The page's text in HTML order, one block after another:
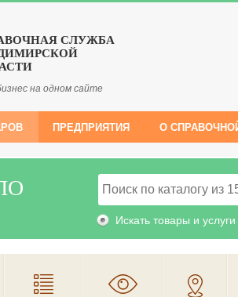
СЛУЖБА
на одном сайте
ПРЕДПРИЯТИЯ О
Искать товары и услуги